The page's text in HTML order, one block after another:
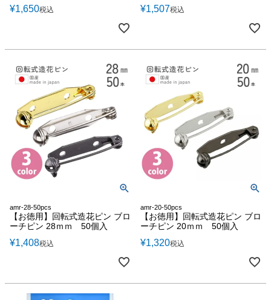
¥1,650税込 ¥1,507税込
amr-28-50pcs
【お徳用】回転式造花ピン ブロ
ーチピン 28ｍｍ 50個入
¥1,408税込
amr-20-50pcs
【お徳用】回転式造花ピン ブロ
ーチピン 20ｍｍ 50個入
¥1,320税込